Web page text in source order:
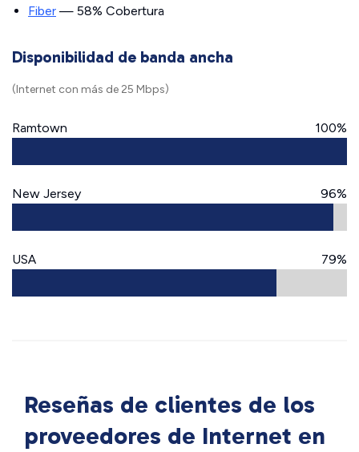
Fiber — 58% Cobertura
Disponibilidad de banda ancha
(Internet con más de 25 Mbps)
Ramtown 100%
New Jersey 96%
USA 79%
Reseñas de clientes de los
proveedores de Internet en